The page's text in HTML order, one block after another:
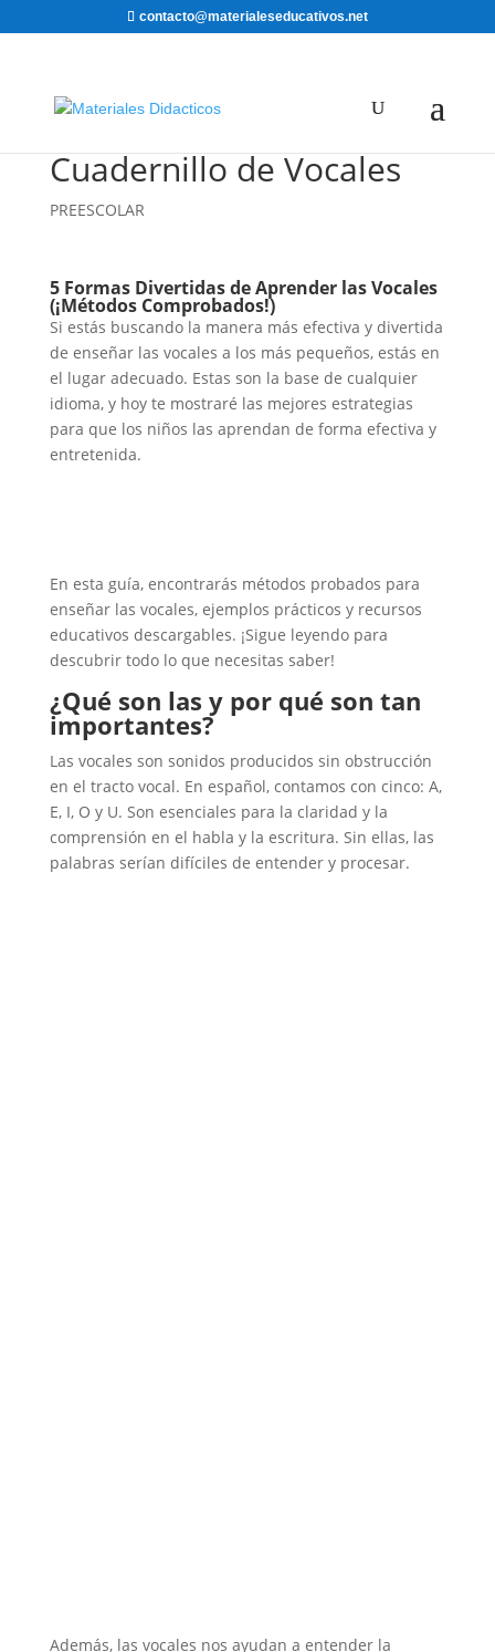
contacto@materialeseducativos.net
Cuadernillo de Vocales
PREESCOLAR
5 Formas Divertidas de Aprender las Vocales
(¡Métodos Comprobados!)
Si estás buscando la manera más efectiva y divertida
de enseñar las vocales a los más pequeños, estás en
el lugar adecuado. Estas son la base de cualquier
idioma, y hoy te mostraré las mejores estrategias
para que los niños las aprendan de forma efectiva y
entretenida.
En esta guía, encontrarás métodos probados para
enseñar las vocales, ejemplos prácticos y recursos
educativos descargables. ¡Sigue leyendo para
descubrir todo lo que necesitas saber!
¿Qué son las y por qué son tan
importantes?
Las vocales son sonidos producidos sin obstrucción
en el tracto vocal. En español, contamos con cinco: A,
E, I, O y U. Son esenciales para la claridad y la
comprensión en el habla y la escritura. Sin ellas, las
palabras serían difíciles de entender y procesar.
Además, las vocales nos ayudan a entender la